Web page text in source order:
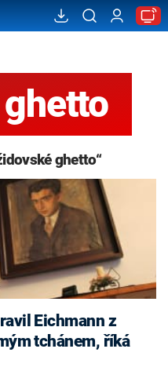
ghetto“
Eichmann z
tchánem, říká